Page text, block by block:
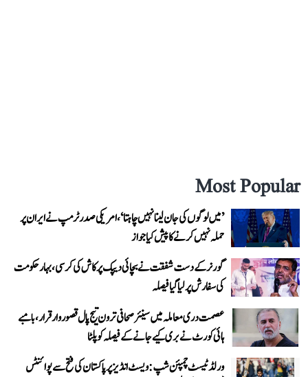
Most Popular
’میں لوگوں کی جان لینا نہیں چاہتا‘، امریکی صدر ٹرمپ نے ایران پر
حملہ نہیں کرنے کا پیش کیا جواز
گورنر کے دست شفقت نے بچائی دیپک پرکاش کی کرسی، بہار حکومت
کی سفارش پر لیا گیا فیصلہ
عصمت دری معاملہ میں سینئر صحافی ترون تیج پال قصوروار قرار، بامبے
ہائی کورٹ نے بری کیے جانے کے فیصلہ کو پلٹا
ورلڈ ٹیسٹ چمپئن شپ: ویسٹ انڈیز پر پاکستان کی فتح سے پوائنٹس